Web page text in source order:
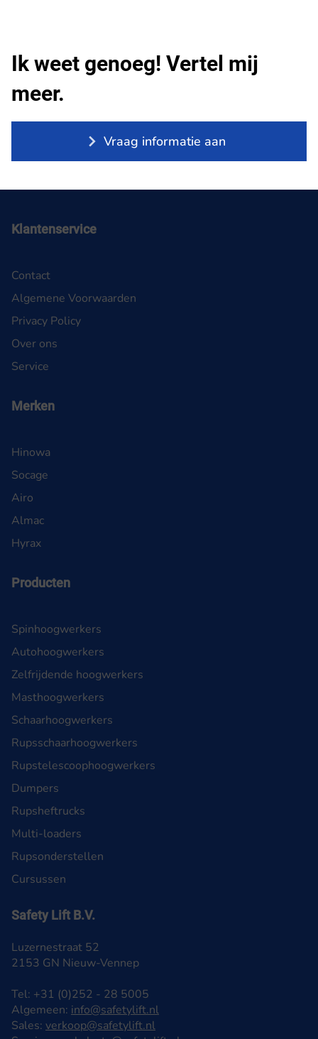
Ik weet genoeg! Vertel mij
meer.
Vraag informatie aan
Safety Lift B.V.
Luzernestraat 52
2153 GN Nieuw-Vennep
Tel: +31 (0)252 - 28 5005
Algemeen: info@safetylift.nl
Sales: verkoop@safetylift.nl
Klantenservice
Contact
Algemene Voorwaarden
Privacy Policy
Over ons
Service
Merken
Hinowa
Socage
Airo
Almac
Hyrax
Producten
Spinhoogwerkers
Autohoogwerkers
Zelfrijdende hoogwerkers
Masthoogwerkers
Schaarhoogwerkers
Rupsschaarhoogwerkers
Rupstelescoophoogwerkers
Dumpers
Rupsheftrucks
Multi-loaders
Rupsonderstellen
Cursussen